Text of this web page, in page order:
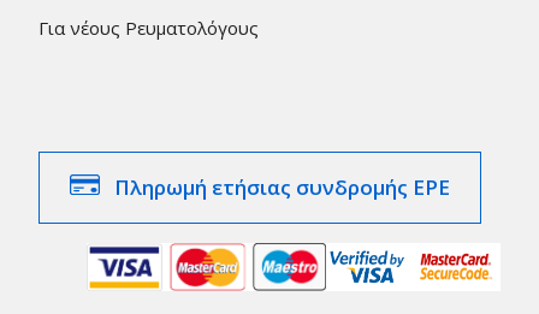
Για νέους Ρευματολόγους
Πληρωμή ετήσιας συνδρομής ΕΡΕ